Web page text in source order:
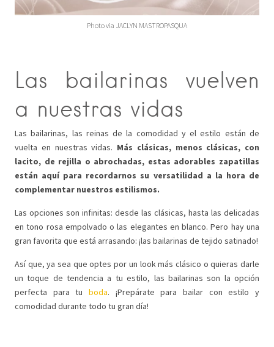
Photo via JACLYN MASTROPASQUA
Las bailarinas vuelven
a nuestras vidas
Las bailarinas, las reinas de la comodidad y el estilo están de
vuelta en nuestras vidas. Más clásicas, menos clásicas, con
lacito, de rejilla o abrochadas, estas adorables zapatillas
están aquí para recordarnos su versatilidad a la hora de
complementar nuestros estilismos.
Las opciones son infinitas: desde las clásicas, hasta las delicadas
en tono rosa empolvado o las elegantes en blanco. Pero hay una
gran favorita que está arrasando: ¡las bailarinas de tejido satinado!
Así que, ya sea que optes por un look más clásico o quieras darle
un toque de tendencia a tu estilo, las bailarinas son la opción
perfecta para tu boda. ¡Prepárate para bailar con estilo y
comodidad durante todo tu gran día!